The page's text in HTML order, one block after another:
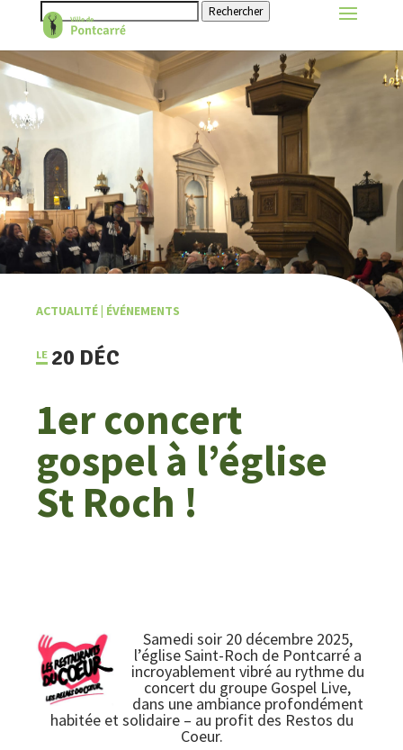
Rechercher
ACTUALITÉ| ÉVÉNEMENTS
20 DÉC
1er concert
gospel à l’église
St Roch !
Samedi soir 20 décembre 2025,
l’église Saint-Roch de Pontcarré a
incroyablement vibré au rythme du
concert du groupe Gospel Live,
dans une ambiance profondément
habitée et solidaire – au profit des Restos du
Coeur.